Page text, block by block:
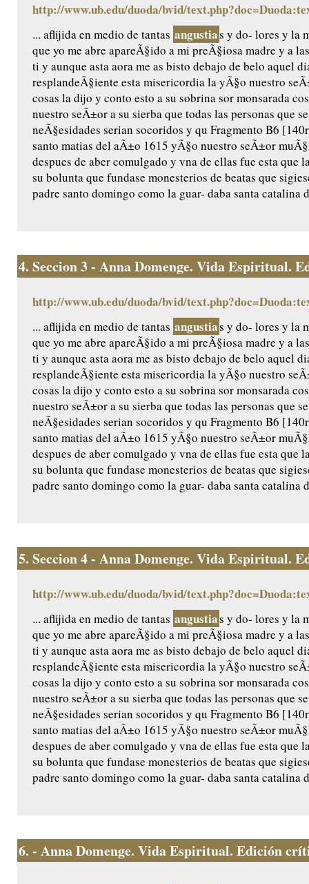
http://www.ub.edu/duoda/bvid/
... aflijida en medio de tantas angustias y do- lores y la
que yo me abre apareÃ§ido a mi preÃ§iosa madre y a
ti y aunque asta aora me as bisto debajo de belo aquel
resplandeÃ§iente esta misericordia la yÃ§o nuestro
cosas la dijo y conto esto a su sobrina sor monsarada
nuestro seÃ±or a su sierba que todas las personas que
neÃ§esidades serian socoridos y qu Fragmento B6
santo matias del aÃ±o 1615 yÃ§o nuestro seÃ±or
despues de aber comulgado y vna de ellas fue esta que
su bolunta que fundase monesterios de beatas que
padre santo domingo como la guar- daba santa catalina
4. Seccion 3 - Anna Domenge. Vida Espiritual.
http://www.ub.edu/duoda/bvid/
... aflijida en medio de tantas angustias y do- lores y la
que yo me abre apareÃ§ido a mi preÃ§iosa madre y a
ti y aunque asta aora me as bisto debajo de belo aquel
resplandeÃ§iente esta misericordia la yÃ§o nuestro
cosas la dijo y conto esto a su sobrina sor monsarada
nuestro seÃ±or a su sierba que todas las personas que
neÃ§esidades serian socoridos y qu Fragmento B6
santo matias del aÃ±o 1615 yÃ§o nuestro seÃ±or
despues de aber comulgado y vna de ellas fue esta que
su bolunta que fundase monesterios de beatas que
padre santo domingo como la guar- daba santa catalina
5. Seccion 4 - Anna Domenge. Vida Espiritual.
http://www.ub.edu/duoda/bvid/
... aflijida en medio de tantas angustias y do- lores y la
que yo me abre apareÃ§ido a mi preÃ§iosa madre y a
ti y aunque asta aora me as bisto debajo de belo aquel
resplandeÃ§iente esta misericordia la yÃ§o nuestro
cosas la dijo y conto esto a su sobrina sor monsarada
nuestro seÃ±or a su sierba que todas las personas que
neÃ§esidades serian socoridos y qu Fragmento B6
santo matias del aÃ±o 1615 yÃ§o nuestro seÃ±or
despues de aber comulgado y vna de ellas fue esta que
su bolunta que fundase monesterios de beatas que
padre santo domingo como la guar- daba santa catalina
6. - Anna Domenge. Vida Espiritual. Edición